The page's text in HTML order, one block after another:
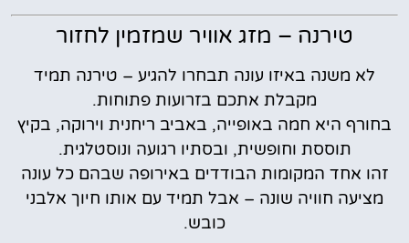
טירנה – מזג אוויר שמזמין לחזור
לא משנה באיזו עונה תבחרו להגיע – טירנה תמיד
מקבלת אתכם בזרועות פתוחות.
בחורף היא חמה באופייה, באביב ריחנית וירוקה, בקיץ
תוססת וחופשית, ובסתיו רגועה ונוסטלגית.
זהו אחד המקומות הבודדים באירופה שבהם כל עונה
מציעה חוויה שונה – אבל תמיד עם אותו חיוך אלבני
כובש.